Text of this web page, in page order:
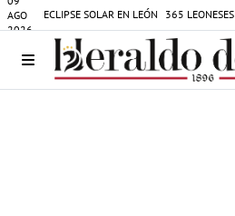
AGO
2026
ECLIPSE SOLAR EN LEÓN 365 LEONESES